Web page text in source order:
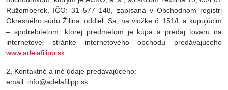
Ružomberok, IČO: 31 577 148, zapísaná v Obchodnom registri
Okresného súdu Žilina, oddiel: Sa, na vložke č. 151/L a kupujúcim
– spotrebiteľom, ktorej predmetom je kúpa a predaj tovaru na
internetovej stránke internetového obchodu predávajúceho
www.adelafilipp.sk
2, Kontaktné a iné údaje predávajúceho:
email: info@adelafilipp.sk